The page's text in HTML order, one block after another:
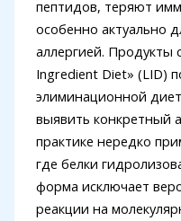
пептидов, теряют
особенно актуально
аллергией. Продукты
Ingredient Diet» (LID)
элиминационной
выявить конкретный
практике нередко
где белки
форма исключает
реакции на